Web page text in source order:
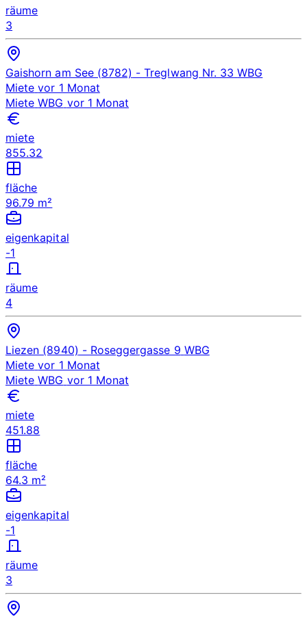
räume
3
Gaishorn am See (8782) - Treglwang Nr. 33 WBG
Miete vor 1 Monat
Miete WBG vor 1 Monat
miete
855.32
fläche
96.79 m²
eigenkapital
-1
räume
4
Liezen (8940) - Roseggergasse 9 WBG
Miete vor 1 Monat
Miete WBG vor 1 Monat
miete
451.88
fläche
64.3 m²
eigenkapital
-1
räume
3